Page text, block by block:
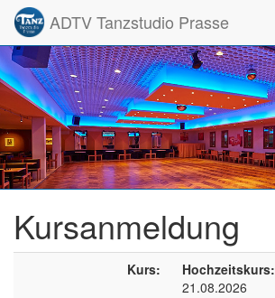
ADTV Tanzstudio Prasse
Kursanmeldung
Kurs: Hochzeitskurs:
21.08.2026